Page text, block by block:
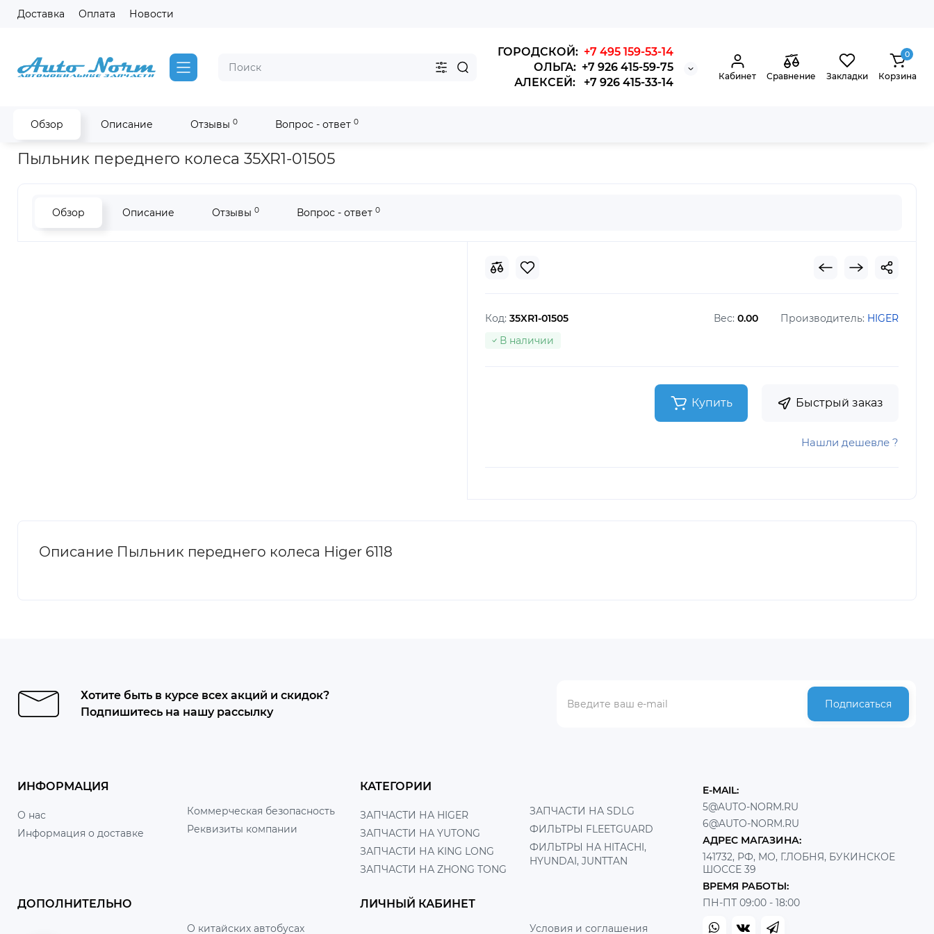
Доставка Оплата Новости
ГОРОДСКОЙ: +7 495 159-53-14
ОЛЬГА: +7 926 415-59-75
АЛЕКСЕЙ: +7 926 415-33-14
Кабинет Сравнение Закладки
0
Корзина
Обзор Описание Отзывы 0 Вопрос - ответ 0
Главная Запчасти Higer Пыльник переднего колеса Higer 6118
Пыльник переднего колеса 35XR1-01505
Обзор Описание Отзывы 0 Вопрос - ответ 0
Код: 35XR1-01505 Производитель: HIGER
В наличии
Вес:0.00
Купить Быстрый заказ
Нашли дешевле ?
Описание Пыльник переднего колеса Higer 6118
Хотите быть в курсе всех акций и скидок?
Подпишитесь на нашу рассылку
Подписаться
ИНФОРМАЦИЯ
О нас
Информация о доставке
Коммерческая безопасность
Реквизиты компании
КАТЕГОРИИ
ЗАПЧАСТИ НА HIGER
ЗАПЧАСТИ НА YUTONG
ЗАПЧАСТИ НА KING LONG
ЗАПЧАСТИ НА ZHONG TONG
ЗАПЧАСТИ НА SDLG
ФИЛЬТРЫ FLEETGUARD
ФИЛЬТРЫ НА HITACHI,
HYUNDAI, JUNTTAN
ДОПОЛНИТЕЛЬНО
О китайских автобусах
ЛИЧНЫЙ КАБИНЕТ
Условия и соглашения
E-MAIL:
5@AUTO-NORM.RU
6@AUTO-NORM.RU
АДРЕС МАГАЗИНА:
141732, РФ, МО, Г.ЛОБНЯ, БУКИНСКОЕ
ШОССЕ 39
ВРЕМЯ РАБОТЫ:
ПН-ПТ 09:00 - 18:00